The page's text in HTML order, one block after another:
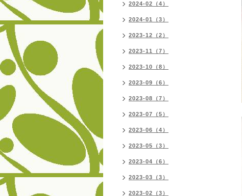
2024-02（4）
2024-01（3）
2023-12（2）
2023-11（7）
2023-10（8）
2023-09（6）
2023-08（7）
2023-07（5）
2023-06（4）
2023-05（3）
2023-04（6）
2023-03（3）
2023-02（3）